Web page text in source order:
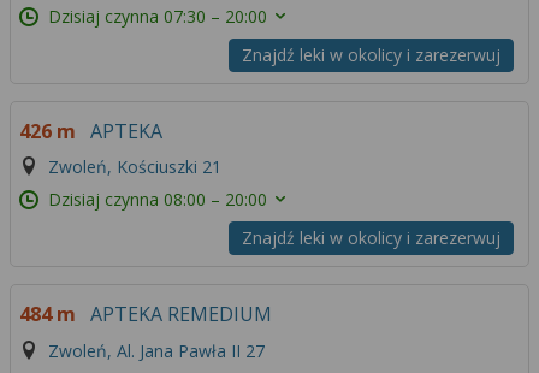
Dzisiaj czynna 07:30 – 20:00
Znajdź leki w okolicy i zarezerwuj
426 m APTEKA
Zwoleń, Kościuszki 21
Dzisiaj czynna 08:00 – 20:00
Znajdź leki w okolicy i zarezerwuj
484 m APTEKA REMEDIUM
Zwoleń, Al. Jana Pawła II 27